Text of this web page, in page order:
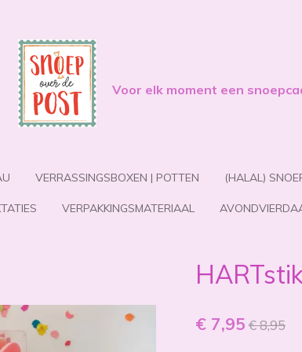
Voor elk moment een
VERRASSINGSBOXEN | POTTEN (HALAL)
VERPAKKINGSMATERIAAL
€ 7,95 € 8,95